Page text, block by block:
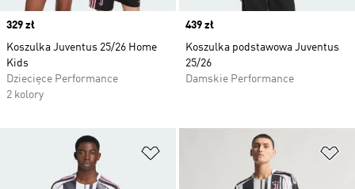
Price
329 zł
Koszulka Juventus 25/26 Home
Kids
Dziecięce Performance
2 kolory
Price
439 zł
Koszulka podstawowa Juventus
25/26
Damskie Performance
Dodaj do listy życzeń